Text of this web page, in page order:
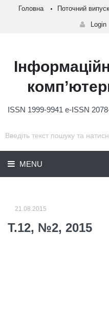
Головна Поточний випуск
Login
ISSN 1999-9941 e-ISSN
MENU
21.08.2015
Т.12, №2, 2015